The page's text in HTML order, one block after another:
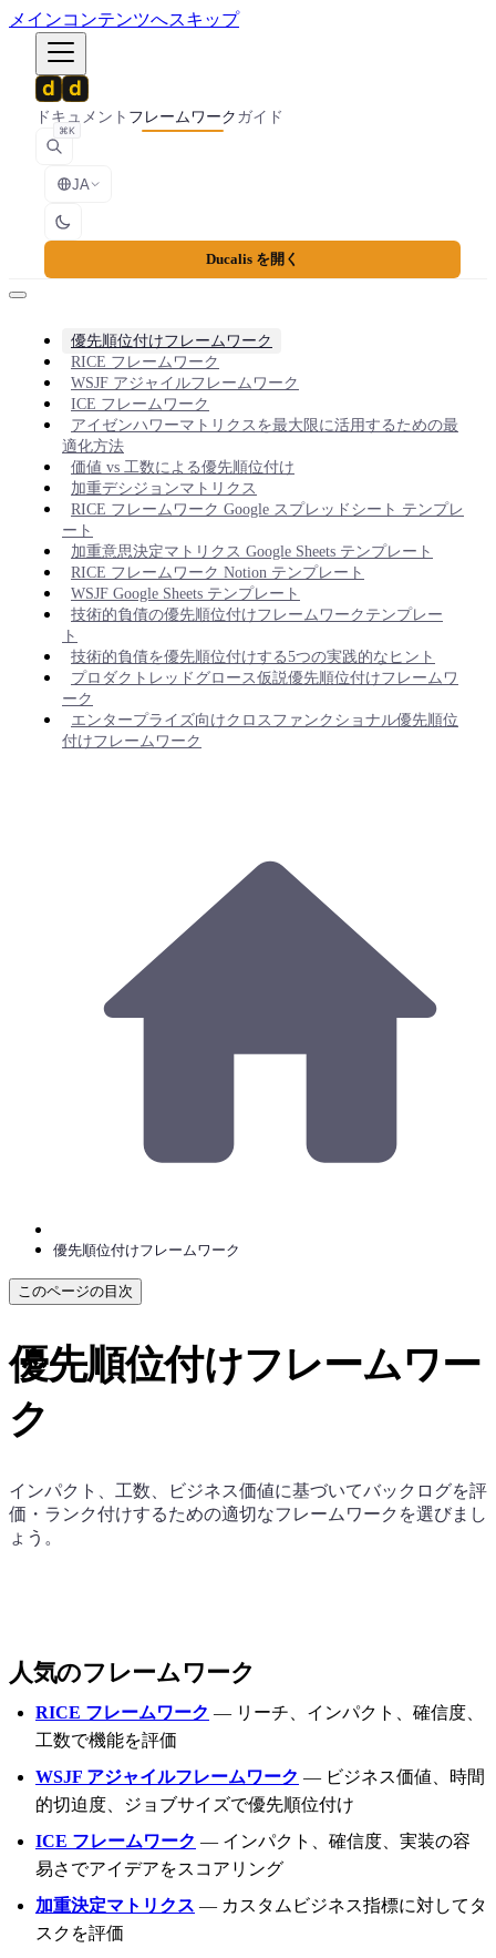
メインコンテンツへスキップ
ドキュメント フレームワークガイド
⌘K
JA
Ducalis を開く
優先順位付けフレームワーク
RICE フレームワーク
WSJF アジャイルフレームワーク
ICE フレームワーク
アイゼンハワーマトリクスを最大限に活用するための最
適化方法
価値 vs 工数による優先順位付け
加重デシジョンマトリクス
RICE フレームワーク Google スプレッドシート テンプレ
ート
加重意思決定マトリクス Google Sheets テンプレート
RICE フレームワーク Notion テンプレート
WSJF Google Sheets テンプレート
技術的負債の優先順位付けフレームワークテンプレー
ト
技術的負債を優先順位付けする5つの実践的なヒント
プロダクトレッドグロース仮説優先順位付けフレームワ
ーク
エンタープライズ向けクロスファンクショナル優先順位
付けフレームワーク
優先順位付けフレームワーク
このページの目次
優先順位付けフレームワー
ク
インパクト、工数、ビジネス価値に基づいてバックログを評
価・ランク付けするための適切なフレームワークを選びまし
ょう。
人気のフレームワーク
RICE フレームワーク — リーチ、インパクト、確信度、
工数で機能を評価
WSJF アジャイルフレームワーク — ビジネス価値、時間
的切迫度、ジョブサイズで優先順位付け
ICE フレームワーク — インパクト、確信度、実装の容
易さでアイデアをスコアリング
加重決定マトリクス — カスタムビジネス指標に対してタ
スクを評価